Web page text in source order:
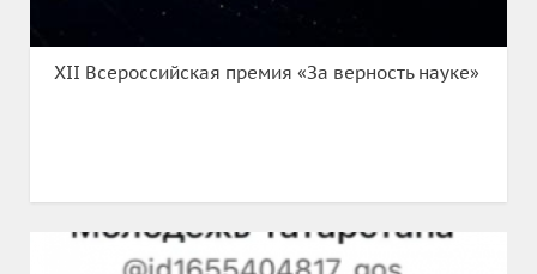
XII Всероссийская премия «За верность науке»